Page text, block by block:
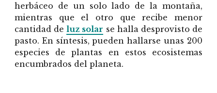
herbáceo de un solo lado de la montaña,
mientras que el otro que recibe menor
cantidad deluz solar se halla desprovisto de
pasto. En síntesis, pueden hallarse unas 200
especies de plantas en estos ecosistemas
encumbrados del planeta.